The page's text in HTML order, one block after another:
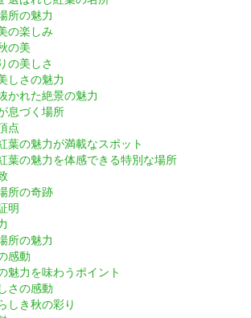
所の魅力
の楽しみ
の美
の美しさ
しさの魅力
かれた絶景の魅力
息づく場所
点
葉の魅力が満載なスポット
葉の魅力を体感できる特別な場所
所の奇跡
明
所の魅力
感動
魅力を味わうポイント
さの感動
しき秋の彩り